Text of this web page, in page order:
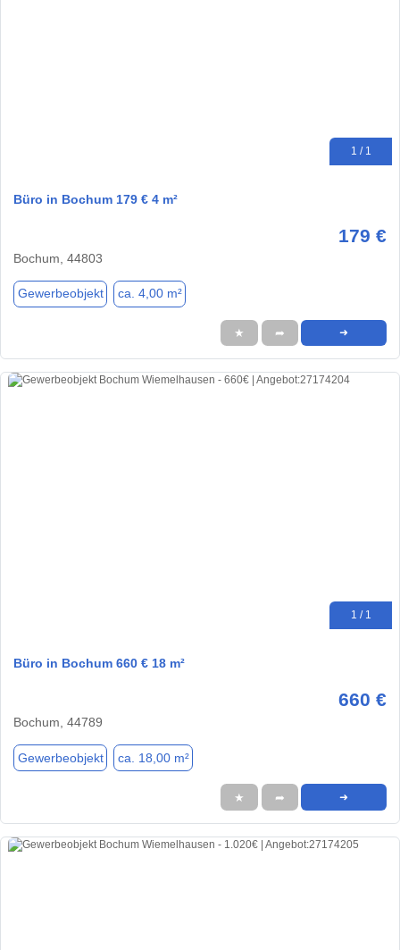
1 / 1
Büro in Bochum 179 € 4 m²
179 €
Bochum, 44803
Gewerbeobjekt ca. 4,00 m²
★ ➦ ➜
1 / 1
Büro in Bochum 660 € 18 m²
660 €
Bochum, 44789
Gewerbeobjekt ca. 18,00 m²
★ ➦ ➜